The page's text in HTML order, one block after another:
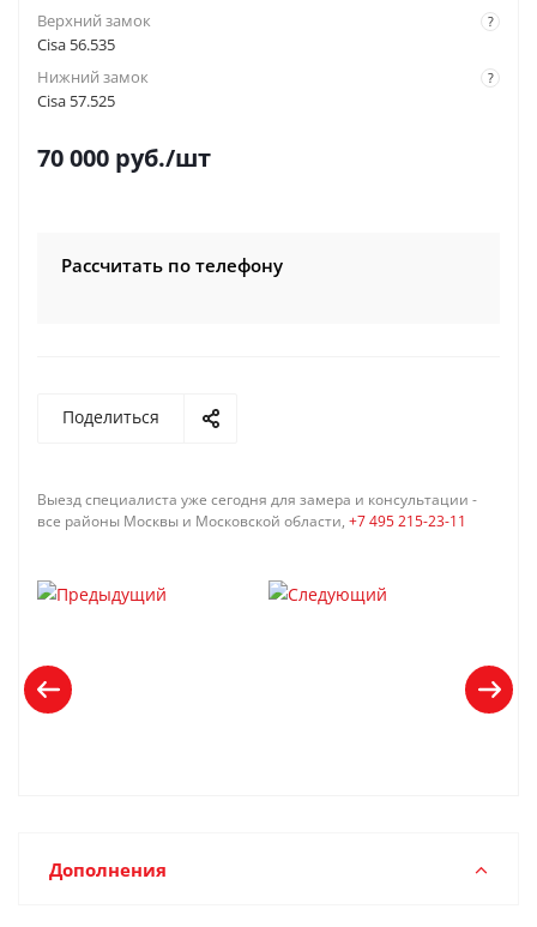
?
Верхний замок
Cisa 56.535
?
Нижний замок
Cisa 57.525
70 000 руб./шт
Рассчитать по телефону
Поделиться
Выезд специалиста уже сегодня для замера и консультации -
все районы Москвы и Московской области, +7 495 215-23-11
Дополнения